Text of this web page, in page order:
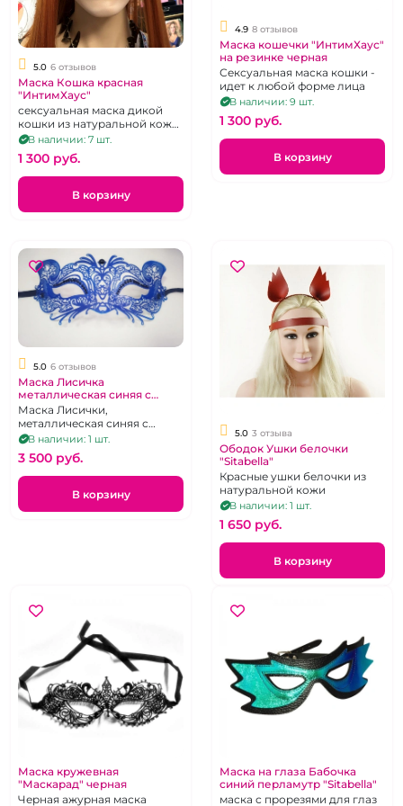
5.0 6 отзывов
Маска Кошка красная
"ИнтимХаус"
сексуальная маска дикой
кошки из натуральной кожи
хромового дубления, на
резинке
В наличии: 7 шт.
1 300 pуб.
В корзину
4.9 8 отзывов
Маска кошечки "ИнтимХаус"
на резинке черная
Сексуальная маска кошки -
идет к любой форме лица
В наличии: 9 шт.
1 300 pуб.
В корзину
5.0 6 отзывов
Маска Лисичка
металлическая синяя с
черными бусинами
Маска Лисички,
металлическая синяя с
черными бусинами
В наличии: 1 шт.
3 500 pуб.
В корзину
5.0 3 отзыва
Ободок Ушки белочки
"Sitabella"
Красные ушки белочки из
натуральной кожи
В наличии: 1 шт.
1 650 pуб.
В корзину
Маска кружевная
"Маскарад" черная
Черная ажурная маска
Маска на глаза Бабочка
синий перламутр "Sitabella"
маска с прорезями для глаз